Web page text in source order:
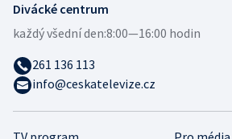
Divácké centrum
každý všední den:8:00—16:00 hodin
261 136 113
info@ceskatelevize.cz